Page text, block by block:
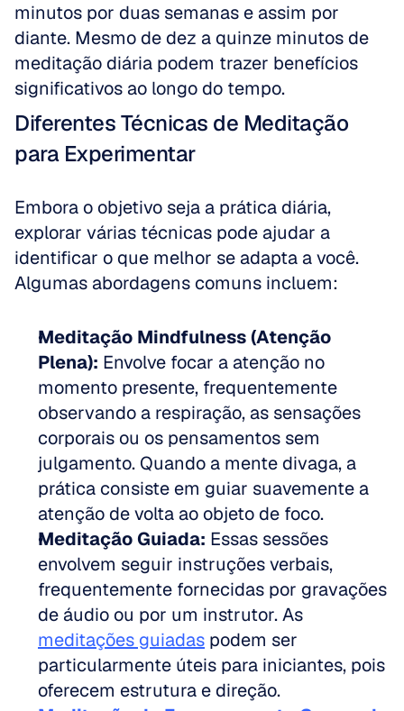
minutos por duas semanas e assim por
diante. Mesmo de dez a quinze minutos de
meditação diária podem trazer benefícios
significativos ao longo do tempo.
Diferentes Técnicas de Meditação
para Experimentar
Embora o objetivo seja a prática diária,
explorar várias técnicas pode ajudar a
identificar o que melhor se adapta a você.
Algumas abordagens comuns incluem:
Meditação Mindfulness (Atenção
Plena): Envolve focar a atenção no
momento presente, frequentemente
observando a respiração, as sensações
corporais ou os pensamentos sem
julgamento. Quando a mente divaga, a
prática consiste em guiar suavemente a
atenção de volta ao objeto de foco.
Meditação Guiada: Essas sessões
envolvem seguir instruções verbais,
frequentemente fornecidas por gravações
meditações guiadas podem ser
particularmente úteis para iniciantes, pois
oferecem estrutura e direção.